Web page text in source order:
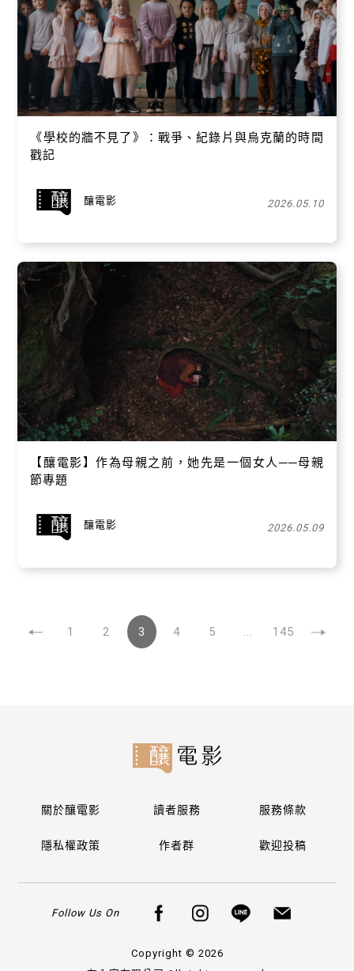
《學校的牆不見了》：戰爭、紀錄片與烏克蘭的時間
戳記
釀電影 2026.05.10
【​釀電影】作為母親之前，她先是一個女人──母親
節專題
釀電影 2026.05.09
1 2 3 4 5 ... 145
關於釀電影 讀者服務 服務條款
隱私權政策 作者群 歡迎投稿
Follow Us On
Copyright © 2026